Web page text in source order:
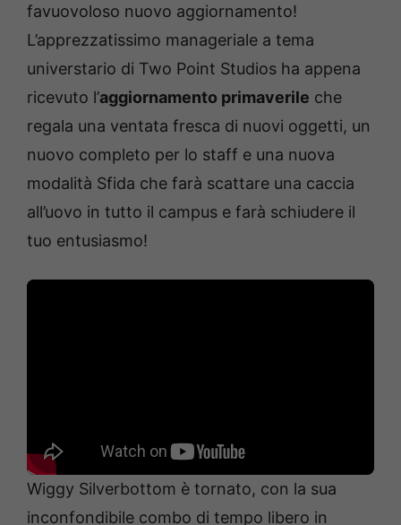
favuovoloso nuovo aggiornamento!
L’apprezzatissimo manageriale a tema
universtario di Two Point Studios ha appena
ricevuto l’aggiornamento primaverile che
regala una ventata fresca di nuovi oggetti, un
nuovo completo per lo staff e una nuova
modalità Sfida che farà scattare una caccia
all’uovo in tutto il campus e farà schiudere il
tuo entusiasmo!
Wiggy Silverbottom è tornato, con la sua
inconfondibile combo di tempo libero in